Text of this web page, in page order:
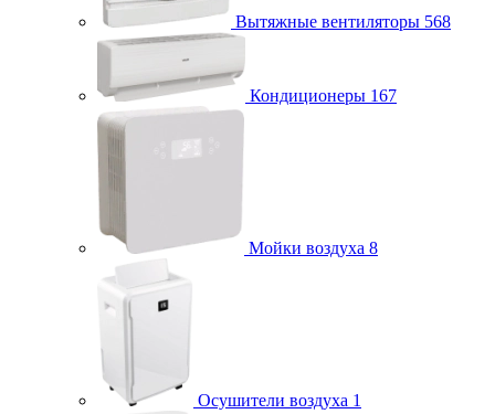
Вытяжные вентиляторы 568
Кондиционеры 167
Мойки воздуха 8
Осушители воздуха 1